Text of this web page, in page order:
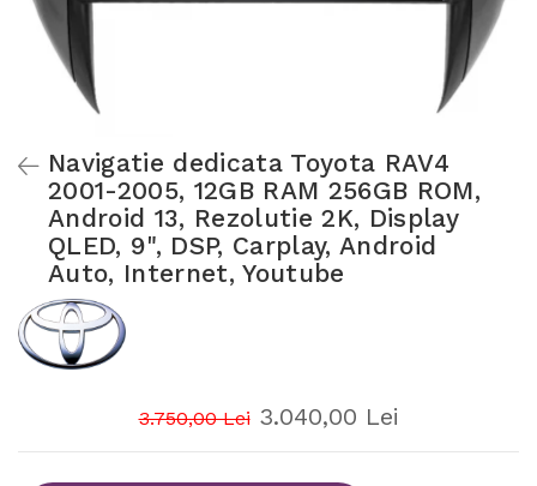
Navigatie dedicata Toyota RAV4
2001-2005, 12GB RAM 256GB ROM,
Android 13, Rezolutie 2K, Display
QLED, 9", DSP, Carplay, Android
Auto, Internet, Youtube
3.750,00 Lei 3.040,00 Lei